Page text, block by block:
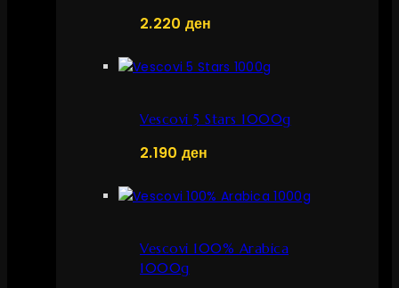
2.220 ден
Vescovi 5 Stars 1000g
2.190 ден
Vescovi 100% Arabica
1000g